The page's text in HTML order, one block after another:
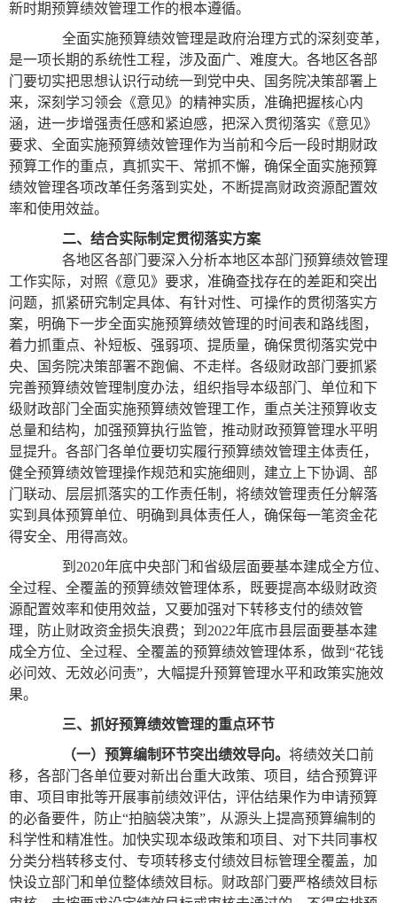
新时期预算绩效管理工作的根本遵循。
全面实施预算绩效管理是政府治理方式的深刻变革，
是一项长期的系统性工程，涉及面广、难度大。各地区各部
门要切实把思想认识行动统一到党中央、国务院决策部署上
来，深刻学习领会《意见》的精神实质，准确把握核心内
涵，进一步增强责任感和紧迫感，把深入贯彻落实《意见》
要求、全面实施预算绩效管理作为当前和今后一段时期财政
预算工作的重点，真抓实干、常抓不懈，确保全面实施预算
绩效管理各项改革任务落到实处，不断提高财政资源配置效
率和使用效益。
二、结合实际制定贯彻落实方案
各地区各部门要深入分析本地区本部门预算绩效管理
工作实际，对照《意见》要求，准确查找存在的差距和突出
问题，抓紧研究制定具体、有针对性、可操作的贯彻落实方
案，明确下一步全面实施预算绩效管理的时间表和路线图，
着力抓重点、补短板、强弱项、提质量，确保贯彻落实党中
央、国务院决策部署不跑偏、不走样。各级财政部门要抓紧
完善预算绩效管理制度办法，组织指导本级部门、单位和下
级财政部门全面实施预算绩效管理工作，重点关注预算收支
总量和结构，加强预算执行监管，推动财政预算管理水平明
显提升。各部门各单位要切实履行预算绩效管理主体责任，
健全预算绩效管理操作规范和实施细则，建立上下协调、部
门联动、层层抓落实的工作责任制，将绩效管理责任分解落
实到具体预算单位、明确到具体责任人，确保每一笔资金花
得安全、用得高效。
到2020年底中央部门和省级层面要基本建成全方位、
全过程、全覆盖的预算绩效管理体系，既要提高本级财政资
源配置效率和使用效益，又要加强对下转移支付的绩效管
理，防止财政资金损失浪费；到2022年底市县层面要基本建
成全方位、全过程、全覆盖的预算绩效管理体系，做到“花钱
必问效、无效必问责”，大幅提升预算管理水平和政策实施效
果。
三、抓好预算绩效管理的重点环节
（一）预算编制环节突出绩效导向。 将绩效关口前
移，各部门各单位要对新出台重大政策、项目，结合预算评
审、项目审批等开展事前绩效评估，评估结果作为申请预算
的必备要件，防止“拍脑袋决策”，从源头上提高预算编制的
科学性和精准性。加快实现本级政策和项目、对下共同事权
分类分档转移支付、专项转移支付绩效目标管理全覆盖，加
快设立部门和单位整体绩效目标。财政部门要严格绩效目标